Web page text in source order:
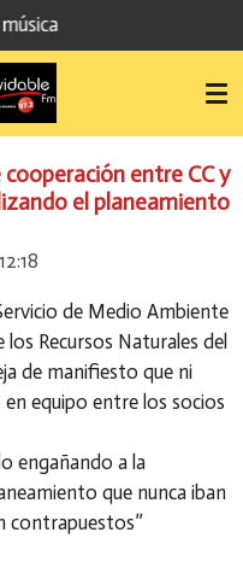
entre CC y
el planeamiento
de Medio Ambiente
Recursos Naturales del
de manifiesto que ni
equipo entre los socios
engañando a la
que nunca iban
contrapuestos”